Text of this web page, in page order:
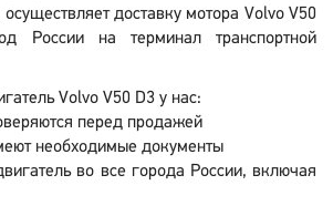
доставку мотора Volvo V50
России на терминал транспортной
Volvo V50 D3 у нас:
перед продажей
необходимые документы
во все города России, включая